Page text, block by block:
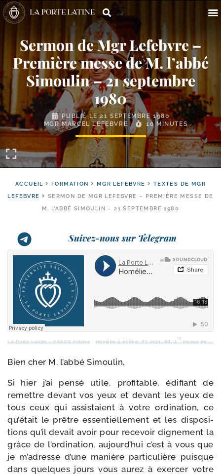
Sermon de Mgr Lefebvre –
Première messe de M. l’abbé
Simoulin – 21 septembre
1980
PUBLIÉ LE21 SEPTEMBRE 1980
MGR MARCEL LEFEBVRE
10 MINUTES
ACCUEIL FORMATION MGR LEFEBVRE
TEXTES DE MGR
LEFEBVRE
SERMON DE MGR LEFEBVRE – PREMIÈRE MESSE DE
M. L’ABBÉ SIMOULIN – 21 SEPTEMBRE 1980
Suivez-nous sur Telegram
La Porte Latine – FSSPX France · Homélie à Écône, 21 sept. 80, 1
re
messe de M. l’ab­bé Simoulin
Bien cher M. l’ab­bé Simoulin,
Si hier j’ai pen­sé utile, pro­fi­table, édi­fiant de
remettre devant vos yeux et devant les yeux de
tous ceux qui assis­taient à votre ordi­na­tion, ce
qu’était le prêtre essen­tiel­le­ment et les dis­po­si­
tions qu’il devait avoir pour rece­voir digne­ment la
grâce de l’ordination, aujourd’hui c’est à vous que
je m’adresse d’une manière par­ti­cu­lière puisque
dans quelques jours vous aurez à exer­cer votre